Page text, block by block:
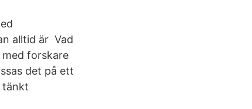
alltid är Vad
forskare
det på ett
tänkt